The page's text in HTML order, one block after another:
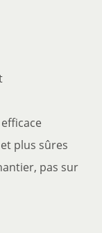
plus sûres
pas sur